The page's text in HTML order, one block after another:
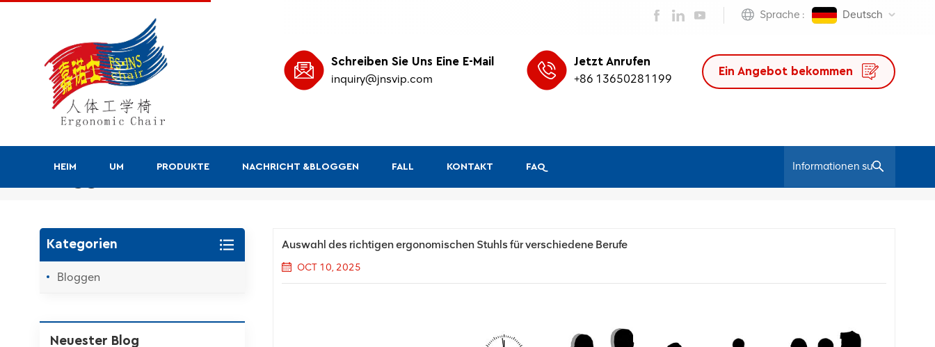
Sprache : Deutsch
Ein Angebot bekommen
Schreiben Sie Uns Eine E-Mail
inquiry@jnsvip.com
Jetzt Anrufen
+86 13650281199
HEIM UM PRODUKTE NACHRICHT &BLOGGEN FALL KONTAKT FAQ
Auswahl des richtigen ergonomischen Stuhls für verschiedene Berufe
OCT 10, 2025
Kategorien
Bloggen
Neuester Blog